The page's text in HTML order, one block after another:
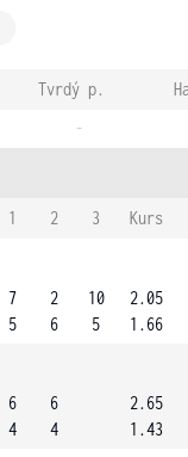
Tvrdý p.
-
1 2 3
Kurs
7
5
2
6
10
5
2.05
1.66
6
4
6
4
2.65
1.43